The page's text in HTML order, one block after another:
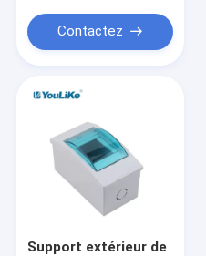
Cas
Boîte en plastique de MCB
10 boîte de la manière MCB
Contactez
Support extérieur de